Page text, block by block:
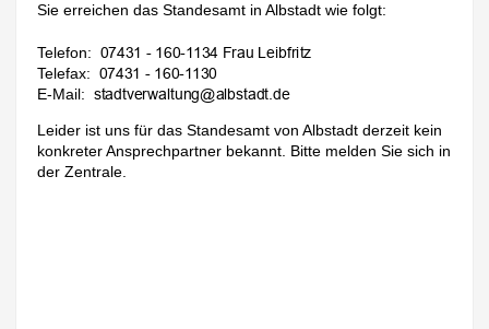
Sie erreichen das Standesamt in Albstadt wie folgt:
Telefon:
Telefax:
E-Mail:
Leider ist uns für das Standesamt von Albstadt derzeit kein
konkreter Ansprechpartner bekannt. Bitte melden Sie sich in
der Zentrale.